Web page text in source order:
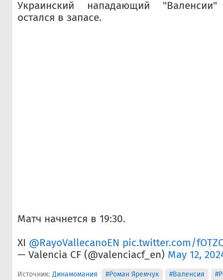
Украинский нападающий
остался в запасе.
Матч начнется в 19:30.
XI @RayoVallecanoEN pic.twitter.com/
— Valencia CF (@valenciacf_en) May 12,
Источник: Динамомания #Роман Яремчук #Валенсия